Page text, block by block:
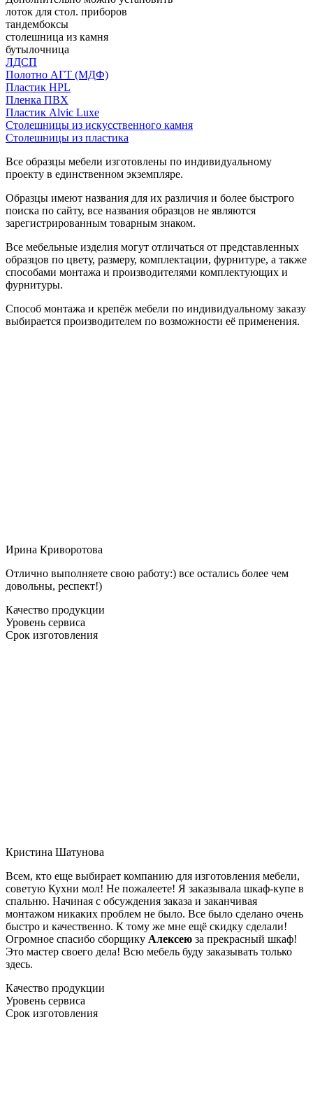
лоток для стол. приборов
тандембоксы
столешница из камня
бутылочница
ЛДСП
Полотно АГТ (МДФ)
Пластик HPL
Пленка ПВХ
Пластик Alvic Luxe
Столешницы из искусственного камня
Столешницы из пластика
Все образцы мебели изготовлены по индивидуальному
проекту в единственном экземпляре.
Образцы имеют названия для их различия и более быстрого
поиска по сайту, все названия образцов не являются
зарегистрированным товарным знаком.
Все мебельные изделия могут отличаться от представленных
образцов по цвету, размеру, комплектации, фурнитуре, а также
способами монтажа и производителями комплектующих и
фурнитуры.
Способ монтажа и крепёж мебели по индивидуальному заказу
выбирается производителем по возможности её применения.
Ирина Криворотова
Отлично выполняете свою работу:) все остались более чем
довольны, респект!)
Качество продукции
Уровень сервиса
Срок изготовления
Кристина Шатунова
Всем, кто еще выбирает компанию для изготовления мебели,
советую Кухни мол! Не пожалеете! Я заказывала шкаф-купе в
спальню. Начиная с обсуждения заказа и заканчивая
монтажом никаких проблем не было. Все было сделано очень
быстро и качественно. К тому же мне ещё скидку сделали!
Огромное спасибо сборщику Алексею за прекрасный шкаф!
Это мастер своего дела! Всю мебель буду заказывать только
здесь.
Качество продукции
Уровень сервиса
Срок изготовления